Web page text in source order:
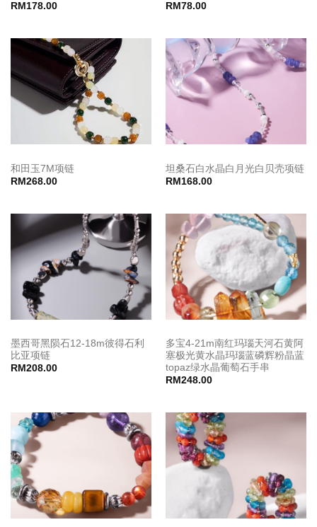
RM 178.00
RM 78.00
和田玉7M项链
RM 268.00
坦桑石白水晶白月光白贝壳项链
RM 168.00
墨西哥黑陨石12-18m彼得石利
比亚项链
RM 208.00
多宝4-21m南红玛瑙天河石黄阿
塞极光黄水晶玛瑙蓝磷辉粉晶蓝
topaz绿水晶葡萄石手串
RM 248.00